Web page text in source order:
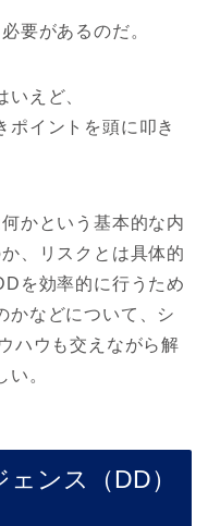
要があるのだ。
えど、
ポイントを頭に叩き
かという基本的な内
、リスクとは具体的
を効率的に行うため
かなどについて、シ
ハウも交えながら解
。
ンス（DD）